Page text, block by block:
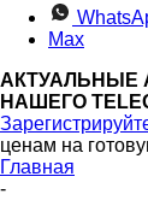
Max
АКТУАЛЬНЫЕ
НАШЕГО
ценам на
Главная
-